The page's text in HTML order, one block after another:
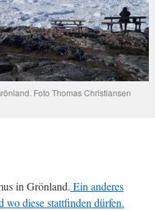
Foto Thomas Christiansen
in Grönland. Ein anderes
wo diese stattfinden dürfen.